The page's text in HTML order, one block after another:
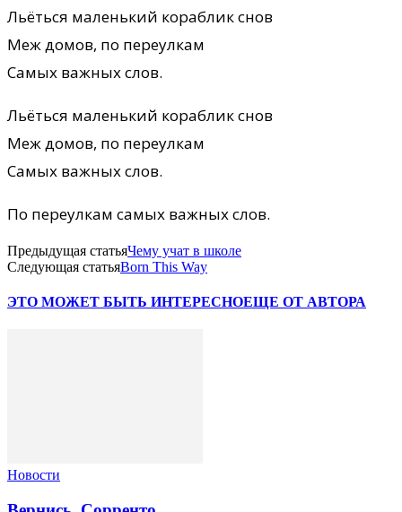
Льёться маленький кораблик снов
Меж домов, по переулкам
Самых важных слов.
Льёться маленький кораблик снов
Меж домов, по переулкам
Самых важных слов.
По переулкам самых важных слов.
Предыдущая статьяЧему учат в школе
Следующая статьяBorn This Way
ЭТО МОЖЕТ БЫТЬ ИНТЕРЕСНОЕЩЕ ОТ АВТОРА
Новости